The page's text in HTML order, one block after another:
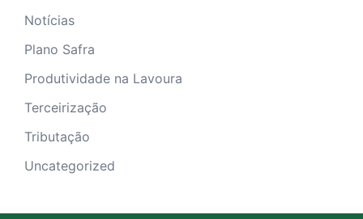
Notícias
Plano Safra
Produtividade na Lavoura
Terceirização
Tributação
Uncategorized